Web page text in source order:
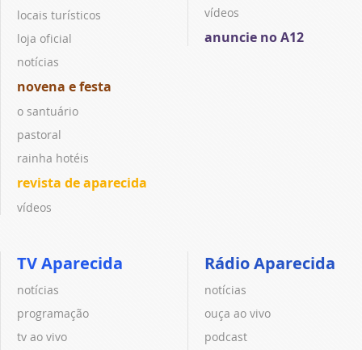
locais turísticos
loja oficial
notícias
novena e festa
o santuário
pastoral
rainha hotéis
revista de aparecida
vídeos
vídeos
anuncie no A12
TV Aparecida
notícias
programação
tv ao vivo
Rádio Aparecida
notícias
ouça ao vivo
podcast